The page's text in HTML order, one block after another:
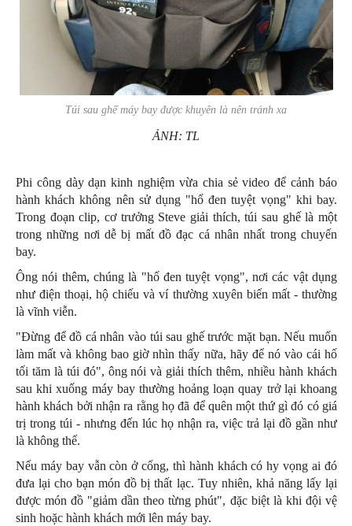
Túi sau ghế máy bay được khuyên là nên tránh xa
ẢNH: TL
Phi công dày dạn kinh nghiệm vừa chia sẻ video để cảnh báo
hành khách không nên sử dụng "hố đen tuyệt vọng" khi bay.
Trong đoạn clip, cơ trưởng Steve giải thích, túi sau ghế là một
trong những nơi dễ bị mất đồ đạc cá nhân nhất trong chuyến
bay.
Ông nói thêm, chúng là "hố đen tuyệt vọng", nơi các vật dụng
như điện thoại, hộ chiếu và ví thường xuyên biến mất - thường
là vĩnh viễn.
"Đừng để đồ cá nhân vào túi sau ghế trước mặt bạn. Nếu muốn
làm mất và không bao giờ nhìn thấy nữa, hãy để nó vào cái hố
tối tăm là túi đó", ông nói và giải thích thêm, nhiều hành khách
sau khi xuống máy bay thường hoảng loạn quay trở lại khoang
hành khách bởi nhận ra rằng họ đã để quên một thứ gì đó có giá
trị trong túi - nhưng đến lúc họ nhận ra, việc trả lại đồ gần như
là không thể.
Nếu máy bay vẫn còn ở cổng, thì hành khách có hy vọng ai đó
đưa lại cho bạn món đồ bị thất lạc. Tuy nhiên, khả năng lấy lại
được món đồ "giảm dần theo từng phút", đặc biệt là khi đội vệ
sinh hoặc hành khách mới lên máy bay.